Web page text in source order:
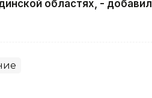
областях, -